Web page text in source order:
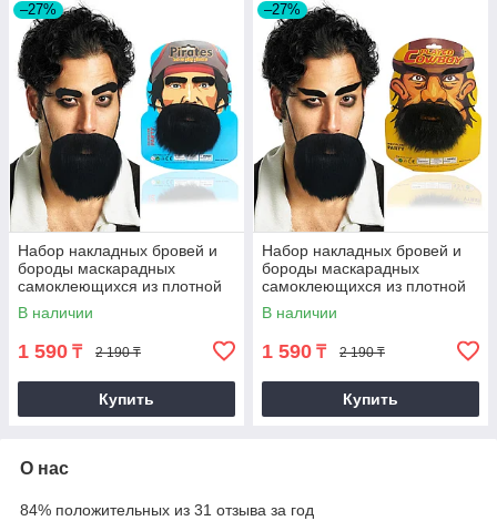
–27%
Набор накладных бровей и
бороды маскарадных
самоклеющихся из плотной
ткани Пират Pirate
В наличии
1 590 ₸ 2 190 ₸
Купить
–27%
Набор накладных бровей и
бороды маскарадных
самоклеющихся из плотной
ткани Ковбой Cowboy
В наличии
1 590 ₸ 2 190 ₸
Купить
О нас
84% положительных из 31 отзыва за год